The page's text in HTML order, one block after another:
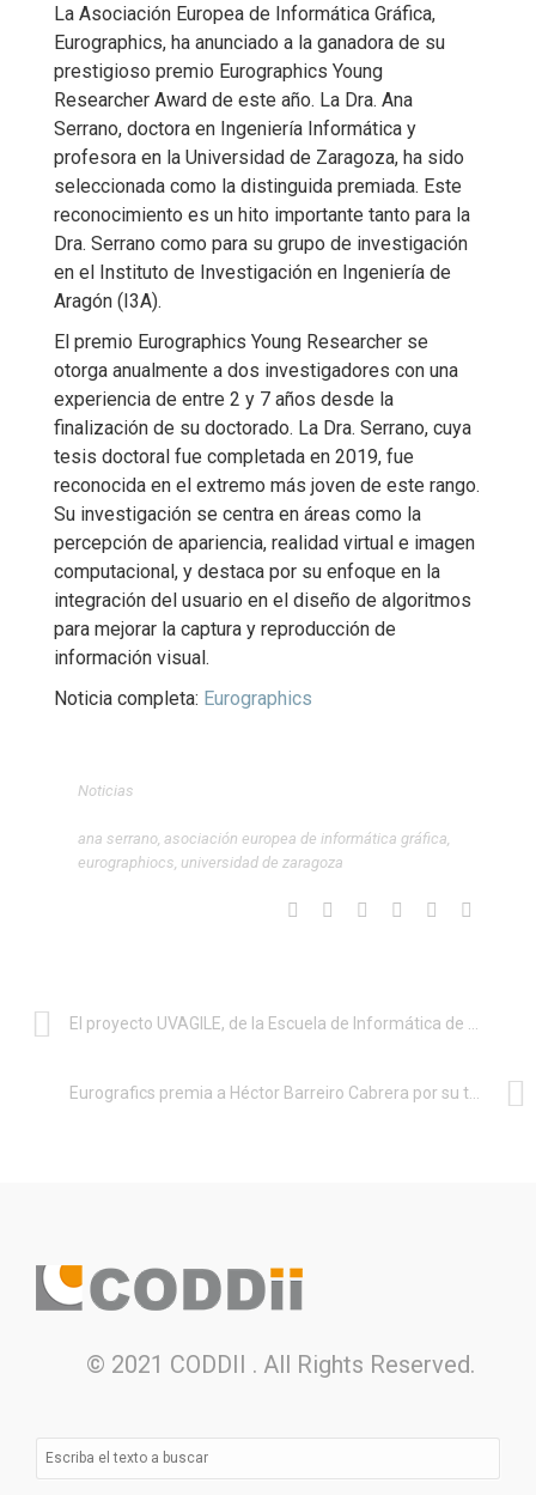
La Asociación Europea de Informática Gráfica,
Eurographics, ha anunciado a la ganadora de su
prestigioso premio Eurographics Young
Researcher Award de este año. La Dra. Ana
Serrano, doctora en Ingeniería Informática y
profesora en la Universidad de Zaragoza, ha sido
seleccionada como la distinguida premiada. Este
reconocimiento es un hito importante tanto para la
Dra. Serrano como para su grupo de investigación
en el Instituto de Investigación en Ingeniería de
Aragón (I3A).
El premio Eurographics Young Researcher se
otorga anualmente a dos investigadores con una
experiencia de entre 2 y 7 años desde la
finalización de su doctorado. La Dra. Serrano, cuya
tesis doctoral fue completada en 2019, fue
reconocida en el extremo más joven de este rango.
Su investigación se centra en áreas como la
percepción de apariencia, realidad virtual e imagen
computacional, y destaca por su enfoque en la
integración del usuario en el diseño de algoritmos
para mejorar la captura y reproducción de
información visual.
Noticia completa: Eurographics
Noticias
ana serrano asociación europea de informática gráfica
eurographiocs universidad de zaragoza
© 2021 CODDII . All Rights Reserved.